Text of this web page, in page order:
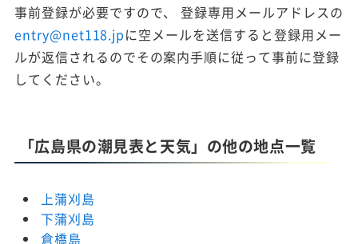
事前登録が必要ですので、 登録専用メールアドレスの
entry@net118.jpに空メールを送信すると登録用メー
ルが返信されるのでその案内手順に従って事前に登録
してください。
「広島県の潮見表と天気」の他の地点一覧
上蒲刈島
下蒲刈島
倉橋島